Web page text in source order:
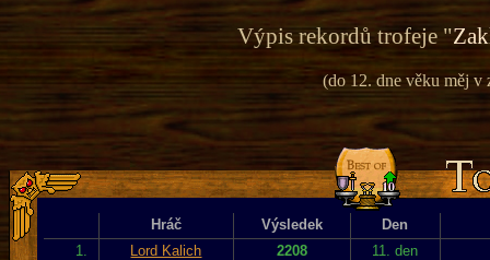
Výpis rekordů trofeje "
(do 12. dne věku měj v
Hráč Výsledek
Den
1.
Lord Kalich 2208
11. den